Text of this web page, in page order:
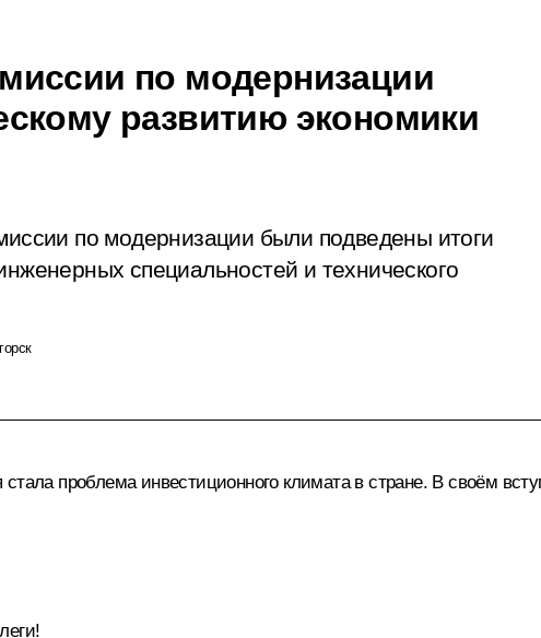
по модернизации
развитию экономики
по модернизации были подведены итоги
специальностей и технического
проблема инвестиционного климата в стране. В своём